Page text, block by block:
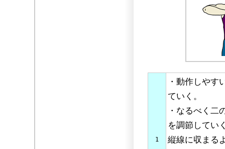
1
・動作しやす
ていく。
・なるべく二
を調節してい
縦線に収まる